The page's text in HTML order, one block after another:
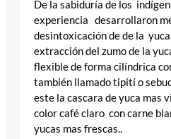
De la sabiduría de los
experiencia desarrollaron
desintoxicación de de la
extracción del zumo de la
flexible de forma cilíndrica
también llamado tipití o
este la cascara de yuca mas
color café claro con carne
yucas mas frescas..